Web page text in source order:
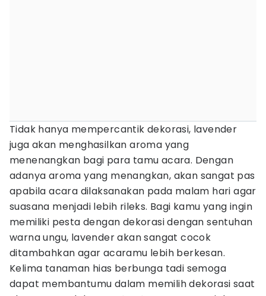
Tidak hanya mempercantik dekorasi, lavender
juga akan menghasilkan aroma yang
menenangkan bagi para tamu acara. Dengan
adanya aroma yang menangkan, akan sangat pas
apabila acara dilaksanakan pada malam hari agar
suasana menjadi lebih rileks. Bagi kamu yang ingin
memiliki pesta dengan dekorasi dengan sentuhan
warna ungu, lavender akan sangat cocok
ditambahkan agar acaramu lebih berkesan.
Kelima tanaman hias berbunga tadi semoga
dapat membantumu dalam memilih dekorasi saat